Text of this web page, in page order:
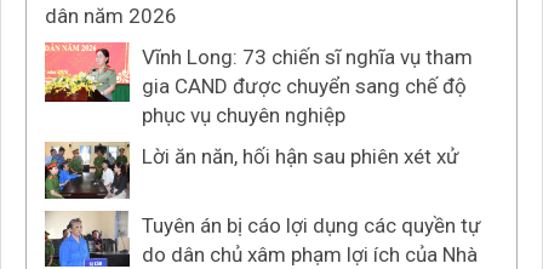
dân năm 2026
Vĩnh Long: 73 chiến sĩ nghĩa vụ tham
gia CAND được chuyển sang chế độ
phục vụ chuyên nghiệp
Lời ăn năn, hối hận sau phiên xét xử
Tuyên án bị cáo lợi dụng các quyền tự
do dân chủ xâm phạm lợi ích của Nhà